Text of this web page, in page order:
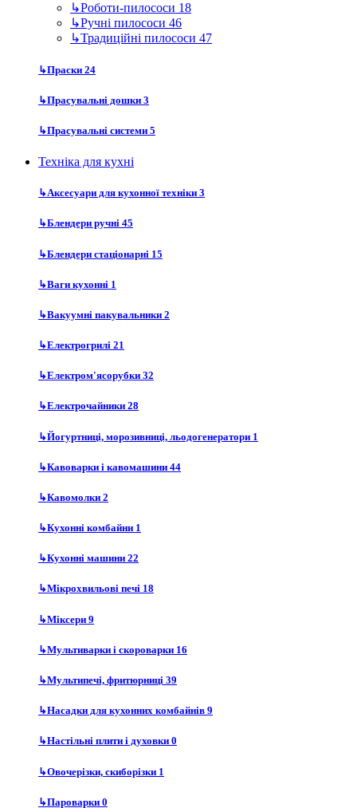
↳Роботи-пилососи 18
↳Ручні пилососи 46
↳Традиційні пилососи 47
↳Праски 24
↳Прасувальні дошки 3
↳Прасувальні системи 5
Техніка для кухні
↳Аксесуари для кухонної техніки 3
↳Блендери ручні 45
↳Блендери стаціонарні 15
↳Ваги кухонні 1
↳Вакуумні пакувальники 2
↳Електрогрилі 21
↳Електром'ясорубки 32
↳Електрочайники 28
↳Йогуртниці, морозивниці, льодогенератори 1
↳Кавоварки і кавомашини 44
↳Кавомолки 2
↳Кухонні комбайни 1
↳Кухонні машини 22
↳Мікрохвильові печі 18
↳Міксери 9
↳Мультиварки і скороварки 16
↳Мультипечі, фритюрниці 39
↳Насадки для кухонних комбайнів 9
↳Настільні плити і духовки 0
↳Овочерізки, скиборізки 1
↳Пароварки 0